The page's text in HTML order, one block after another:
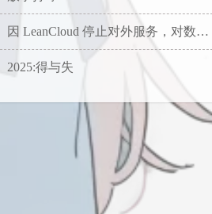
因 LeanCloud 停止对外服务，对数据迁移至 Vercel 。
2025:得与失